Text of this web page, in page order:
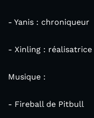
- Yanis : chroniqueur
- Xinling : réalisatrice
Musique :
- Fireball de Pitbull